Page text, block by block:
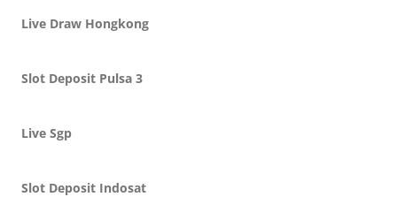
Live Draw Hongkong
Slot Deposit Pulsa 3
Live Sgp
Slot Deposit Indosat